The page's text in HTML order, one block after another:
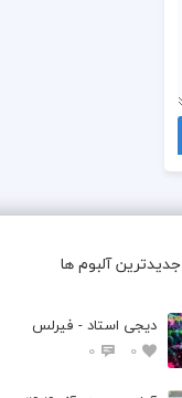
جدیدترین آلبوم ها
دیجی استاد - فیرلس
0
0